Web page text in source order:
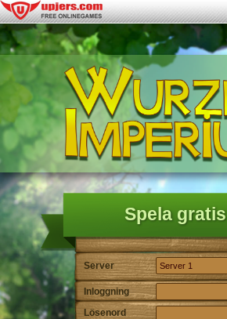
Spela gratis
Server
Inloggning
Lösenord